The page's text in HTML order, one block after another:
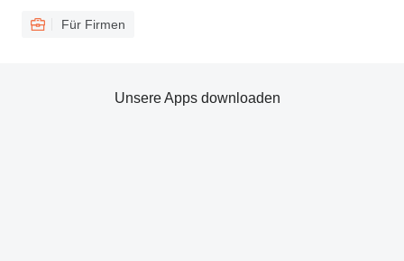
Für Firmen
Unsere Apps downloaden